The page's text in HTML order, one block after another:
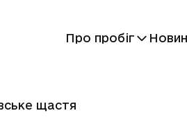
Про пробіг
щастя